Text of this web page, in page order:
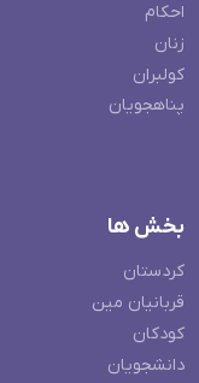
احکام
زنان
کولبران
پناهجویان
بخش ها
کردستان
قربانیان مین
کودکان
دانشجویان